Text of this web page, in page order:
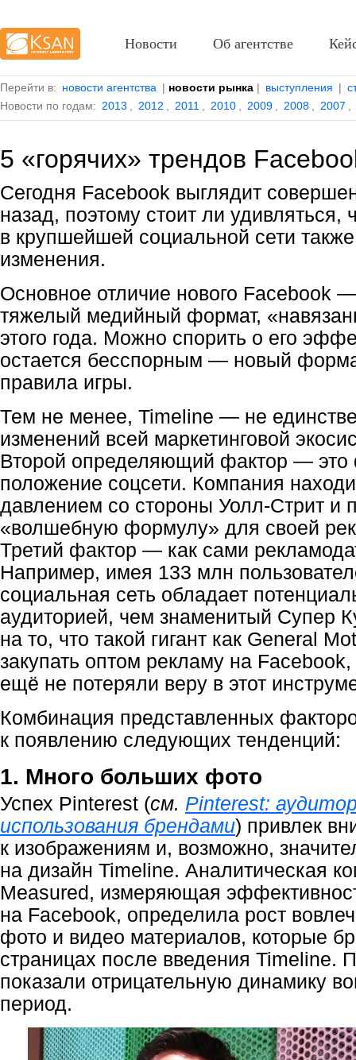
Перейти в: новости агентства | новости рынка | выступления |
Новости по годам: 2013 2012 2011 2010 2009 2008 2007
5 «горячих» трендов
Сегодня Facebook выглядит
назад, поэтому стоит ли удивляться,
в крупшейшей социальной сети
изменения.
Основное отличие нового Facebook
тяжелый медийный формат,
этого года. Можно спорить о его
остается бесспорным — новый
правила игры.
Тем не менее, Timeline — не
изменений всей маркетинговой
Второй определяющий фактор — это
положение соцсети. Компания
давлением со стороны Уолл-Стрит и
«волшебную формулу» для своей
Третий фактор — как сами
Например, имея 133 млн
социальная сеть обладает
аудиторией, чем знаменитый Супер
на то, что такой гигант как General
закупать оптом рекламу на
ещё не потеряли веру в этот
Комбинация представленных
к появлению следующих тенденций:
1. Много больших фото
Успех Pinterest (см. Pinterest:
использования брендами) привлек
к изображениям и, возможно,
на дизайн Timeline. Аналитическая
Measured, измеряющая
на Facebook, определила рост
фото и видео материалов, которые
страницах после введения Timeline.
показали отрицательную динамику
период.
Новости Об агентстве